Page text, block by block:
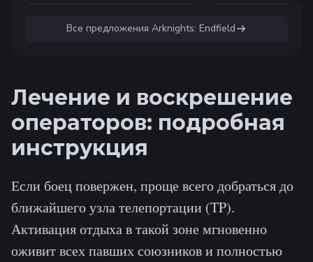
Все предложения Arknights: Endfield
Лечение и воскрешение
операторов: подробная
инструкция
Если боец повержен, проще всего добраться до
ближайшего узла телепортации (TP).
Активация отдыха в такой зоне мгновенно
оживит всех павших союзников и полностью